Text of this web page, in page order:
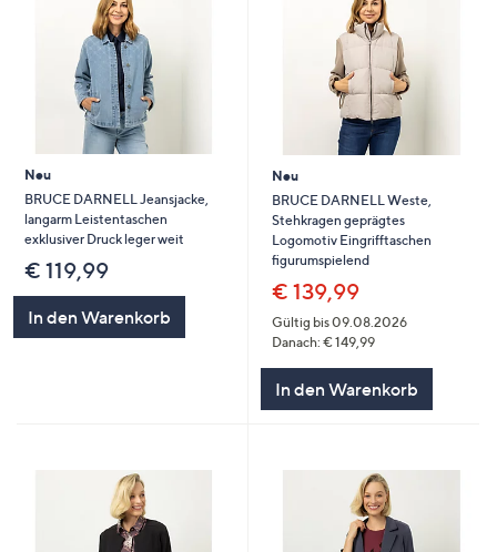
Neu
BRUCE DARNELL Jeansjacke,
langarm Leistentaschen
exklusiver Druck leger weit
€ 119,99
In den Warenkorb
Neu
BRUCE DARNELL Weste,
Stehkragen geprägtes
Logomotiv Eingrifftaschen
figurumspielend
€ 139,99
Gültig bis 09.08.2026
Danach: € 149,99
In den Warenkorb